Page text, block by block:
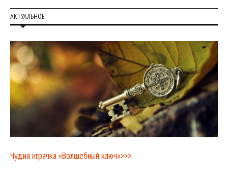
АКТУАЛЬНОЕ
Чудна играчка «Волшебный ключ»>>>